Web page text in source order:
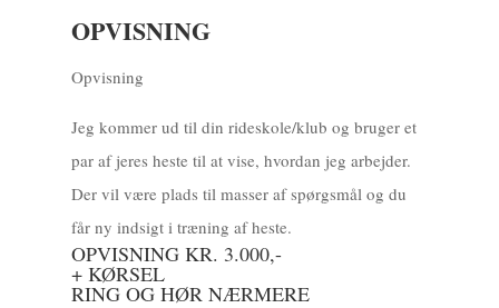
OPVISNING
Opvisning
Jeg kommer ud til din rideskole/klub og bruger et
par af jeres heste til at vise, hvordan jeg arbejder.
Der vil være plads til masser af spørgsmål og du
får ny indsigt i træning af heste.
OPVISNING KR. 3.000,-
+ KØRSEL
RING OG HØR NÆRMERE